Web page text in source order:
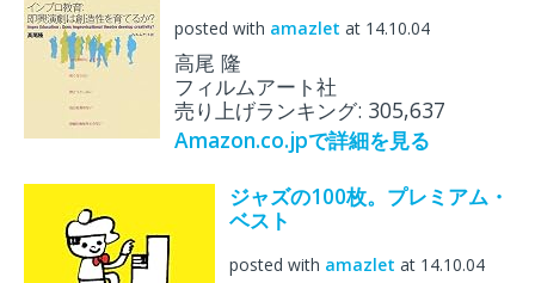
posted with amazlet at 14.10.04
高尾 隆
フィルムアート社
売り上げランキング: 305,637
Amazon.co.jpで詳細を見る
ジャズの100枚。プレミアム・
ベスト
posted with amazlet at 14.10.04